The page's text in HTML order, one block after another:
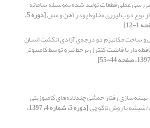
بررسی عملی قطعات تولید شده به‌وسیله سامانه
نوع ذوب لیزری مخلوط پودر آهن و مس [دوره 5،
و ساخت مکانیزم دو درجه‌ی آزادی انگشت انسان
با قابلیت کنترل برخط نیرو توسط کامپیوتر
بهینه‌سازی رفتار خمشی چندلایه‌های کامپوزیتی
شیشه با روش تاگوچی [دوره 5، شماره 4، 1397،